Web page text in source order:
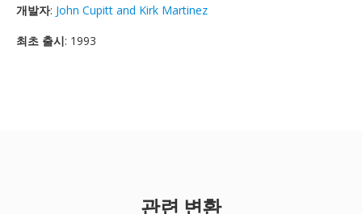
개발자: John Cupitt and Kirk Martinez
최초 출시: 1993
관련 변환